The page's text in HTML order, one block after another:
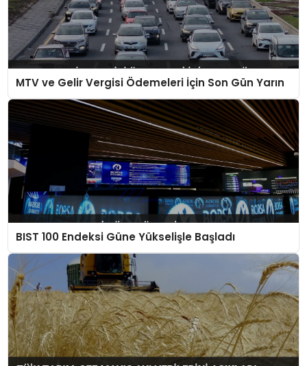
MTV ve Gelir Vergisi Ödemeleri İçin Son Gün Yarın
BIST 100 Endeksi Güne Yükselişle Başladı